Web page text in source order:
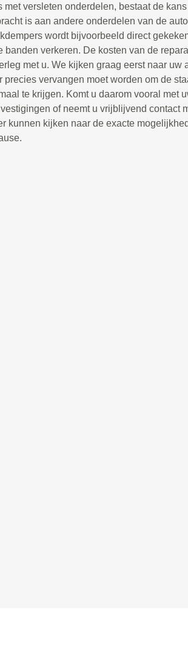
met versleten onderdelen, bestaat de
is aan andere onderdelen van de
wordt bijvoorbeeld direct
banden verkeren. De kosten van de
met u. We kijken graag eerst naar uw
precies vervangen moet worden om de
te krijgen. Komt u daarom vooral met
of neemt u vrijblijvend contact
kunnen kijken naar de exacte